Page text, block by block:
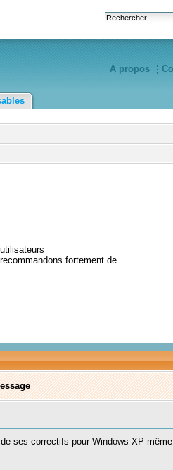
A propos
fortement de
ses correctifs pour Windows XP